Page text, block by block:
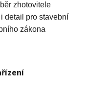
zhotovitele
detail pro stavební
zákona